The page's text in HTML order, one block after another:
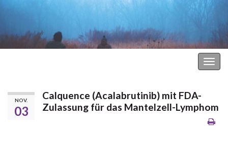
NOV.
03
Calquence (Acalabrutinib) mit FDA-
Zulassung für das Mantelzell-Lymphom